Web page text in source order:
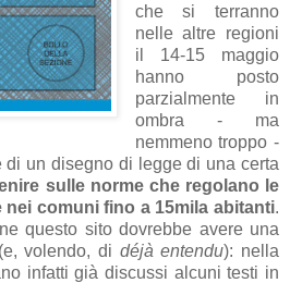
che si terranno
nelle altre regioni
il 14-15 maggio
hanno posto
parzialmente in
ombra - ma
nemmeno troppo -
di un disegno di legge di una certa
sulle norme che regol ano le
nei comuni fino a 15milaabitanti.
questo sito dovrebbe avere una
(e, volendo, di déjà entendu): nella
infatti già discussi alcuni testi in